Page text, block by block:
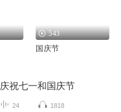
543
国庆节
庆祝七一和国庆节
24 1818